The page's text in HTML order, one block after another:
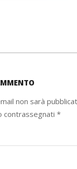
non sarà
contrassegnati *